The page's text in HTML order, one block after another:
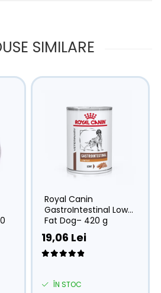
SIMILARE
Royal Canin
GastroIntestinal Low
Fat Dog– 420 g
19,06 Lei
ÎN STOC